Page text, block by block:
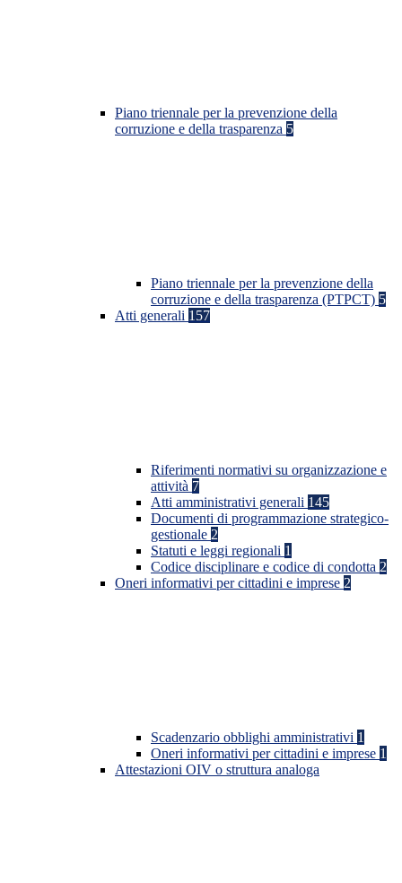
Piano triennale per la prevenzione della
corruzione e della trasparenza 5
Piano triennale per la prevenzione della
corruzione e della trasparenza (PTPCT) 5
Atti generali 157
Riferimenti normativi su organizzazione e
attività 7
Atti amministrativi generali 145
Documenti di programmazione strategico-
gestionale 2
Statuti e leggi regionali 1
Codice disciplinare e codice di condotta 2
Oneri informativi per cittadini e imprese 2
Scadenzario obblighi amministrativi 1
Oneri informativi per cittadini e imprese 1
Attestazioni OIV o struttura analoga